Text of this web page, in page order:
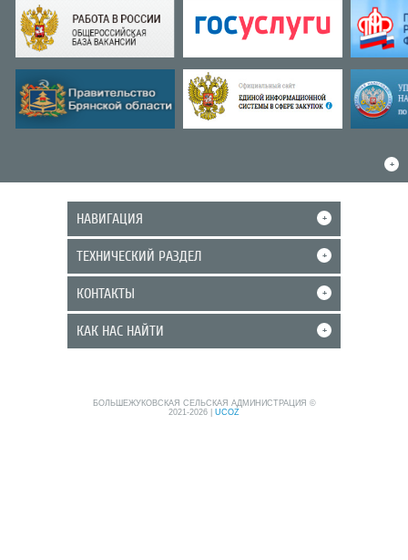
+
НАВИГАЦИЯ +
ТЕХНИЧЕСКИЙ РАЗДЕЛ +
КОНТАКТЫ +
КАК НАС НАЙТИ +
БОЛЬШЕЖУКОВСКАЯ СЕЛЬСКАЯ АДМИНИСТРАЦИЯ ©
2021-2026
UCOZ